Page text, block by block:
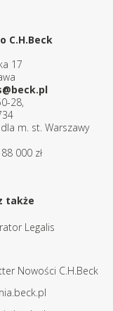
C.H.Beck
17
28,
m. st. Warszawy
000 zł
także
Legalis
Nowości C.H.Beck